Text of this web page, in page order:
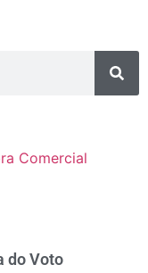
Comercial
do Voto